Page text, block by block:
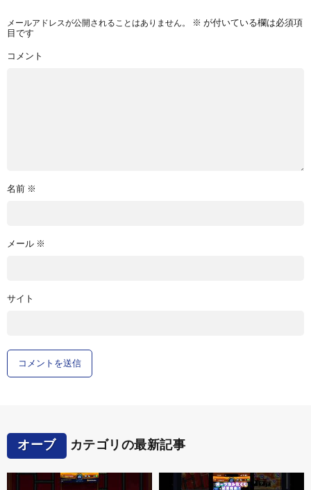
メールアドレスが公開されることはありません。 ※ が付いている欄は必須項
目です
コメント
名前 ※
メール ※
サイト
オーブ カテゴリの最新記事